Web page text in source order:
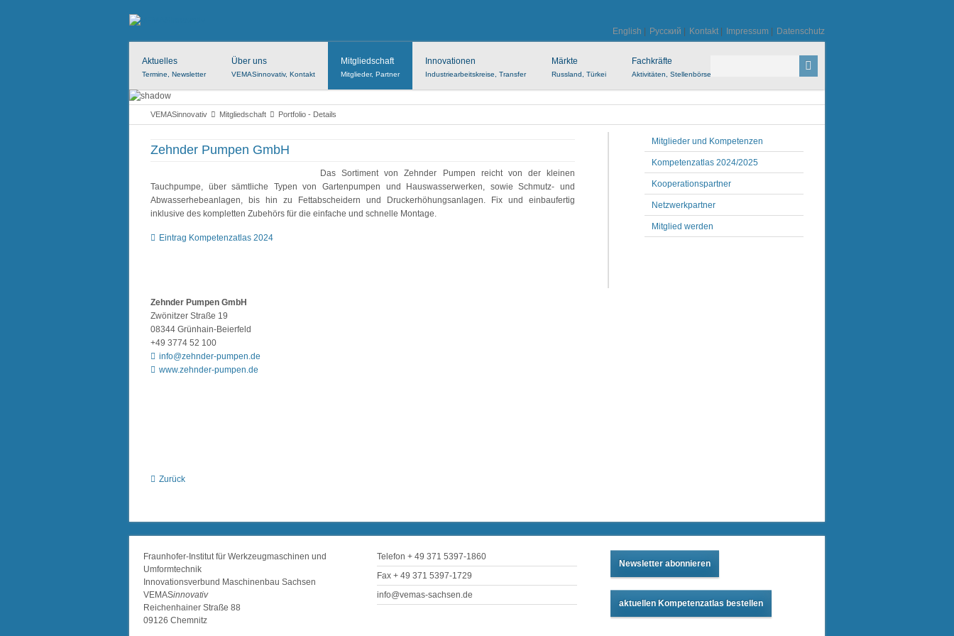
English Русский Kontakt Impressum Datenschutz
Aktuelles
Termine, Newsletter
Über uns
VEMASinnovativ, Kontakt
Mitgliedschaft
Mitglieder, Partner
Innovationen
Industriearbeitskreise, Transfer
Märkte
Russland, Türkei
Fachkräfte
Aktivitäten, Stellenbörse
VEMASinnovativ Mitgliedschaft Portfolio - Details
Zehnder Pumpen GmbH
Das Sortiment von Zehnder Pumpen reicht von der kleinen
Tauchpumpe, über sämtliche Typen von Gartenpumpen und Hauswasserwerken, sowie Schmutz- und
Abwasserhebeanlagen, bis hin zu Fettabscheidern und Druckerhöhungsanlagen. Fix und einbaufertig
inklusive des kompletten Zubehörs für die einfache und schnelle Montage.
Eintrag Kompetenzatlas 2024
Zehnder Pumpen GmbH
Zwönitzer Straße 19
08344 Grünhain-Beierfeld
+49 3774 52 100
info@zehnder-pumpen.de
www.zehnder-pumpen.de
Zurück
Mitglieder und Kompetenzen
Kompetenzatlas 2024/2025
Kooperationspartner
Netzwerkpartner
Mitglied werden
Fraunhofer-Institut für Werkzeugmaschinen und
Umformtechnik
Innovationsverbund Maschinenbau Sachsen
VEMASinnovativ
Reichenhainer Straße 88
09126 Chemnitz
Telefon + 49 371 5397-1860
Fax + 49 371 5397-1729
info@vemas-sachsen.de
Newsletter abonnieren
aktuellen Kompetenzatlas bestellen